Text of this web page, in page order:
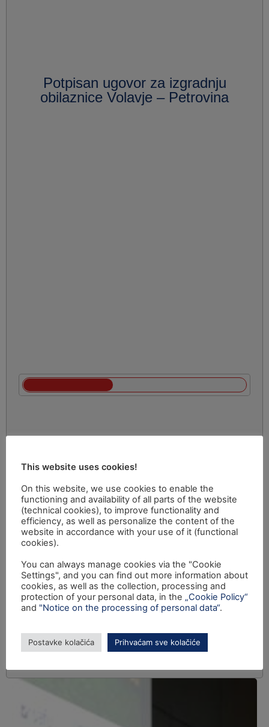
Potpisan ugovor za izgradnju
obilaznice Volavje – Petrovina
This website uses cookies!
On this website, we use cookies to enable the
functioning and availability of all parts of the website
(technical cookies), to improve functionality and
efficiency, as well as personalize the content of the
website in accordance with your use of it (functional
cookies).
You can always manage cookies via the "Cookie
Settings", and you can find out more information about
cookies, as well as the collection, processing and
protection of your personal data, in the „Cookie Policy“
and "Notice on the processing of personal data“.
Postavke kolačića Prihvaćam sve kolačiće